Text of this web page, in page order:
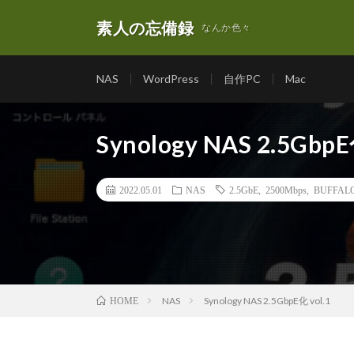
素人の忘備録 なんか色々
NAS WordPress 自作PC Mac
Synology NAS
2022.05.01 NAS 2.5GbE 2500Mbps
HOME NAS Synology NAS 2.5GbpE化 vol.1